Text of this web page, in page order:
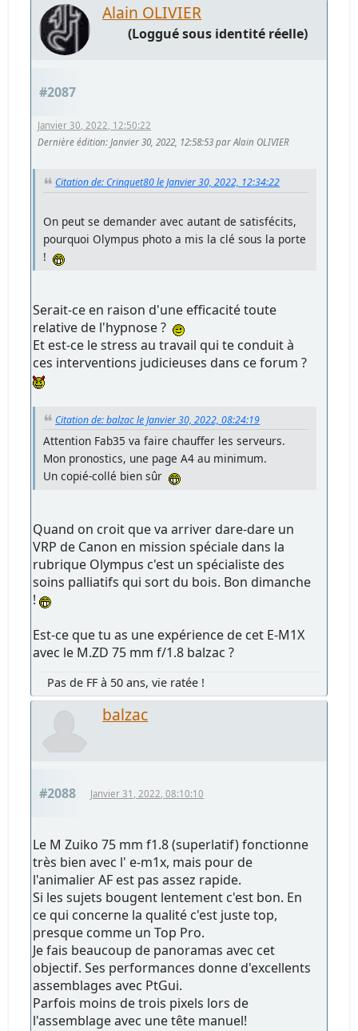
Alain OLIVIER
(Loggué sous identité réelle)
#2087
Janvier 30, 2022, 12:50:22
Dernière édition: Janvier 30, 2022, 12:58:53 par Alain OLIVIER
Citation de: Crinquet80 le Janvier 30, 2022, 12:34:22
On peut se demander avec autant de satisfécits,
pourquoi Olympus photo a mis la clé sous la porte
!
Serait-ce en raison d'une efficacité toute
relative de l'hypnose ?
Et est-ce le stress au travail qui te conduit à
ces interventions judicieuses dans ce forum ?
Citation de: balzac le Janvier 30, 2022, 08:24:19
Attention Fab35 va faire chauffer les serveurs.
Mon pronostics, une page A4 au minimum.
Un copié-collé bien sûr
Quand on croit que va arriver dare-dare un
VRP de Canon en mission spéciale dans la
rubrique Olympus c'est un spécialiste des
soins palliatifs qui sort du bois. Bon dimanche
!
Est-ce que tu as une expérience de cet E-M1X
avec le M.ZD 75 mm f/1.8 balzac ?
Pas de FF à 50 ans, vie ratée !
balzac
#2088 Janvier 31, 2022, 08:10:10
Le M Zuiko 75 mm f1.8 (superlatif) fonctionne
très bien avec l' e-m1x, mais pour de
l'animalier AF est pas assez rapide.
Si les sujets bougent lentement c'est bon. En
ce qui concerne la qualité c'est juste top,
presque comme un Top Pro.
Je fais beaucoup de panoramas avec cet
objectif. Ses performances donne d'excellents
assemblages avec PtGui.
Parfois moins de trois pixels lors de
l'assemblage avec une tête manuel!